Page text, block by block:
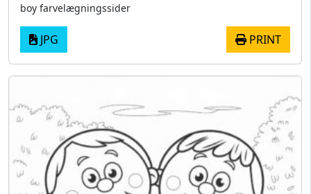
boy farvelægningssider
JPG PRINT